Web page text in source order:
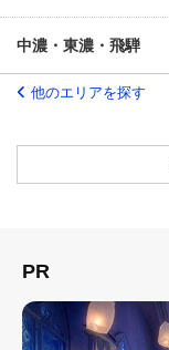
中濃・東濃・飛騨
他のエリアを探す
PR